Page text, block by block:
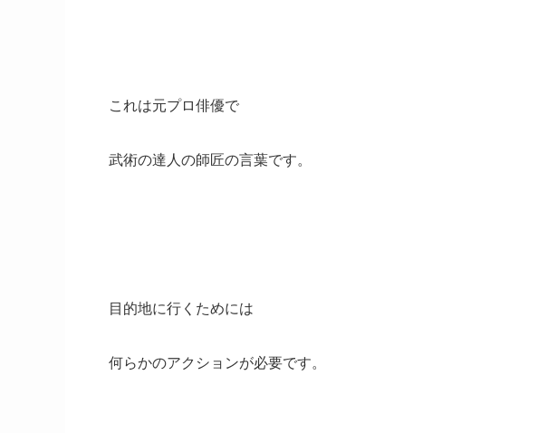
これは元プロ俳優で
武術の達人の師匠の言葉です。
目的地に行くためには
何らかのアクションが必要です。